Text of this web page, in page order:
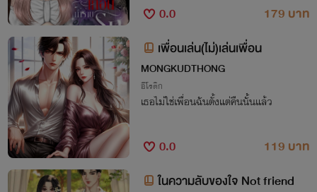
0.0
179 บาท
เพื่อนเล่น(ไม่)เล่นเพื่อน
MONGKUDTHONG
อีโรติก
เธอไม่ใช่เพื่อนฉันตั้งแต่คืนนั้นแล้ว
0.0
119 บาท
ในความลับของใจ Not friend